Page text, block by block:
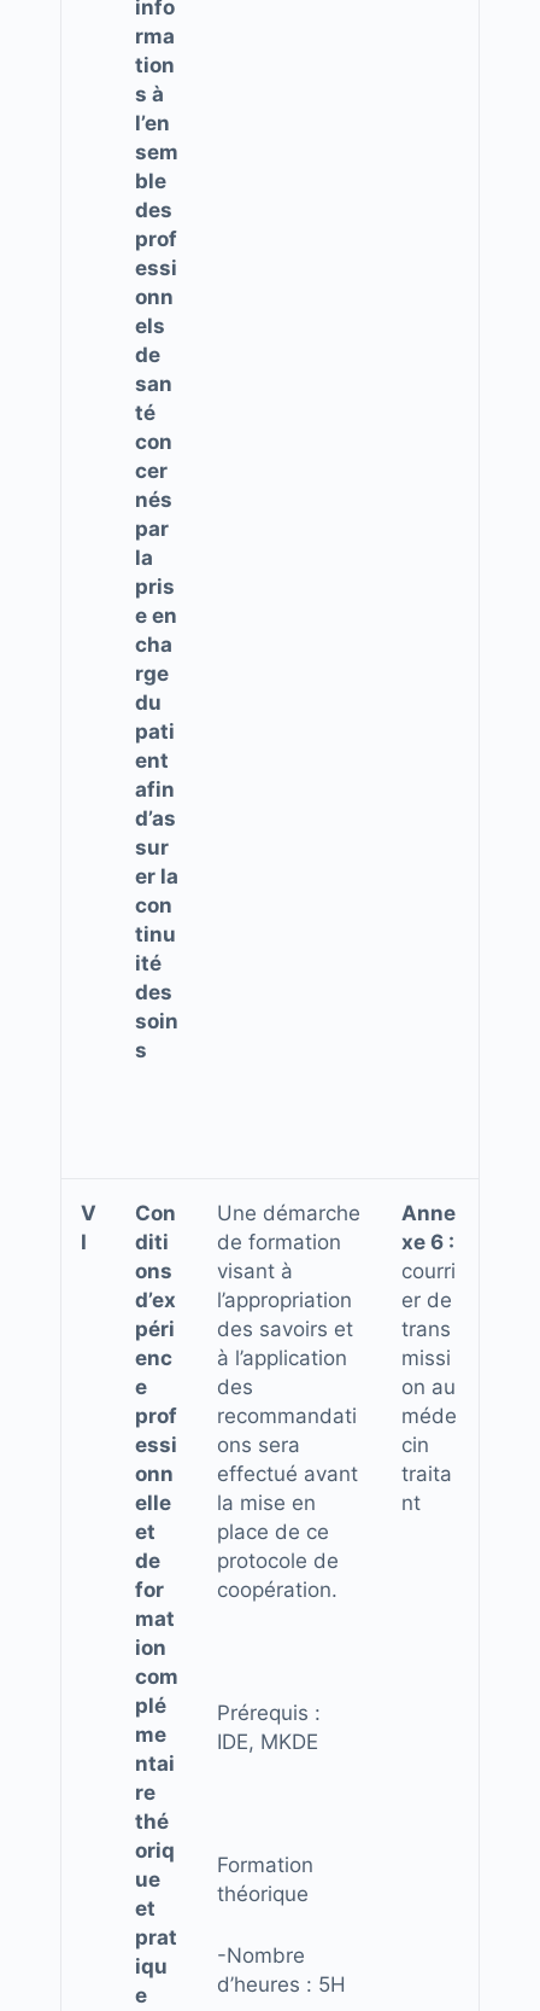
info
rma
tion
s à
l’en
sem
ble
des
prof
essi
onn
els
de
san
té
con
cer
nés
par
la
pris
e en
cha
rge
du
pati
ent
afin
d’as
sur
er la
con
tinu
ité
des
soin
s
V
I
Con
diti
ons
d’ex
péri
enc
e
prof
essi
onn
elle
et
de
for
mat
ion
com
plé
me
ntai
re
thé
oriq
ue
et
prat
iqu
e
Une démarche
de formation
visant à
l’appropriation
des savoirs et
à l’application
des
recommandati
ons sera
effectué avant
la mise en
place de ce
protocole de
coopération.
Prérequis :
IDE, MKDE
Formation
théorique
-Nombre
d’heures : 5H
Anne
xe 6 :
courri
er de
trans
missi
on au
méde
cin
traita
nt